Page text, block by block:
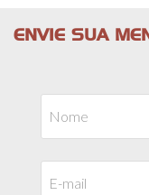
ENVIE SUA